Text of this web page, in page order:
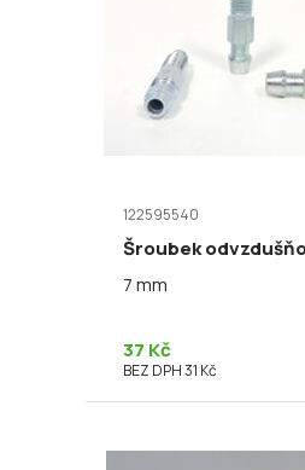
122595540
Šroubek
7 mm
37 Kč
BEZ DPH 31 Kč